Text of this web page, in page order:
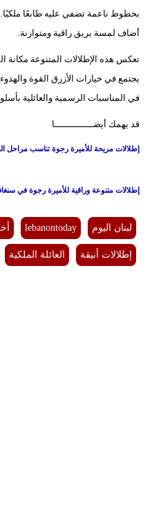
بخطوط ناعمة تضفي عليه طابعًا
أضاف لمسة بريق راقية ومتوازنة.
تعكس هذه الإطلالات المتنوعة مكانة
يجتمع في خيارات الأزرق القوة
في المناسبات الرسمية والعائلية
قد يهمك أيضــــــــــــــا
إطلالات مريحة للأميرة رجوة تناسب مراحل
إطلالات متنوعة وراقية للأميرة رجوة في
لبنان اليوم lebanontoday
إطلالات أنيقة العائلة الملكية